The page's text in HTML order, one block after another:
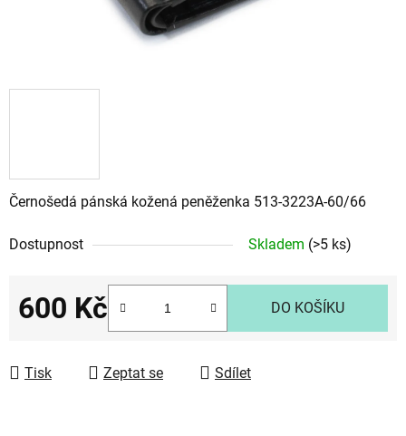
Černošedá pánská kožená peněženka 513-3223A-60/66
Dostupnost Skladem (>5 ks)
600 Kč DO KOŠÍKU
Tisk Zeptat se Sdílet